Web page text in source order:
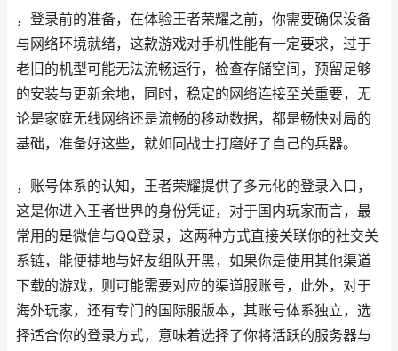
，登录前的准备，在体验王者荣耀之前，你需要确保设备
与网络环境就绪，这款游戏对手机性能有一定要求，过于
老旧的机型可能无法流畅运行，检查存储空间，预留足够
的安装与更新余地，同时，稳定的网络连接至关重要，无
论是家庭无线网络还是流畅的移动数据，都是畅快对局的
基础，准备好这些，就如同战士打磨好了自己的兵器。
，账号体系的认知，王者荣耀提供了多元化的登录入口，
这是你进入王者世界的身份凭证，对于国内玩家而言，最
常用的是微信与QQ登录，这两种方式直接关联你的社交关
系链，能便捷地与好友组队开黑，如果你是使用其他渠道
下载的游戏，则可能需要对应的渠道服账号，此外，对于
海外玩家，还有专门的国际服版本，其账号体系独立，选
择适合你的登录方式，意味着选择了你将活跃的服务器与